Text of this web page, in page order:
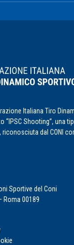
Italiana Tiro
“IPSC Shooting”, una
dal CONI
Sportive del Coni
Roma 00189